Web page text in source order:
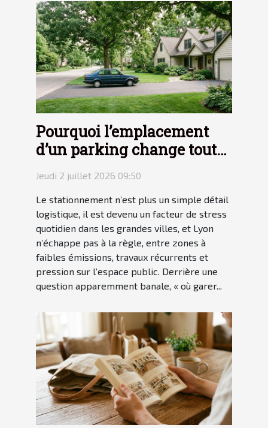
Pourquoi l’emplacement
d’un parking change tout
pour votre tranquillité
Jeudi 2 juillet 2026 09:50
Le stationnement n’est plus un simple détail
logistique, il est devenu un facteur de stress
quotidien dans les grandes villes, et Lyon
n’échappe pas à la règle, entre zones à
faibles émissions, travaux récurrents et
pression sur l’espace public. Derrière une
question apparemment banale, « où garer...